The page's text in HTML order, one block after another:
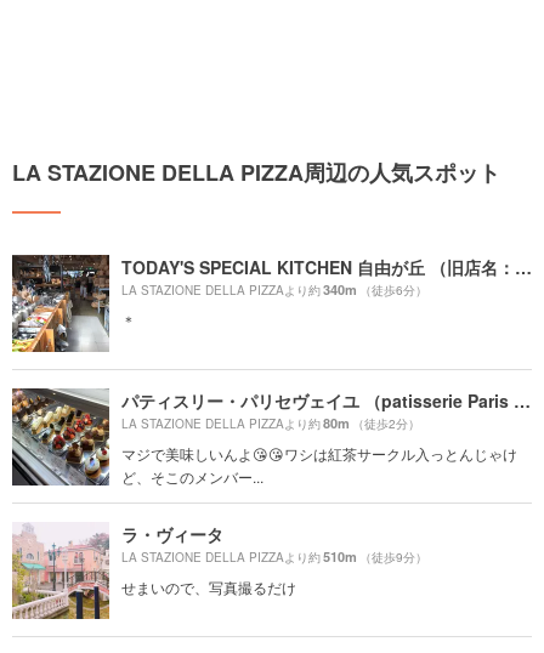
LA STAZIONE DELLA PIZZA周辺の人気スポット
TODAY'S SPECIAL KITCHEN 自由が丘 （旧店名：TODAY'S TABLE）
LA STAZIONE DELLA PIZZAより約340m （徒歩6分）
＊
パティスリー・パリセヴェイユ （patisserie Paris S'eveille）
LA STAZIONE DELLA PIZZAより約80m （徒歩2分）
マジで美味しいんよ😘😘ワシは紅茶サークル入っとんじゃけ
ど、そこのメンバー...
ラ・ヴィータ
LA STAZIONE DELLA PIZZAより約510m （徒歩9分）
せまいので、写真撮るだけ